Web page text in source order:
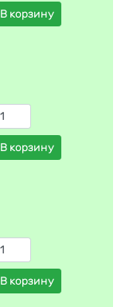
В корзину
В корзину
В корзину